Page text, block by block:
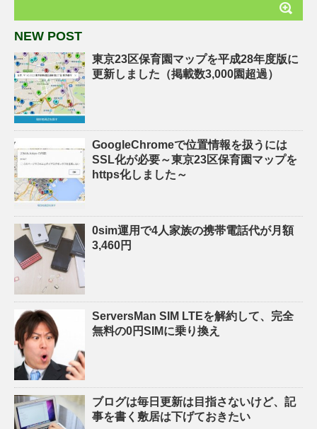
NEW POST
東京23区保育園マップを平成28年度版に
更新しました（掲載数3,000園超過）
GoogleChromeで位置情報を扱うには
SSL化が必要～東京23区保育園マップを
https化しました～
0sim運用で4人家族の携帯電話代が月額
3,460円
ServersMan SIM LTEを解約して、完全
無料の0円SIMに乗り換え
ブログは毎日更新は目指さないけど、記
事を書く敷居は下げておきたい